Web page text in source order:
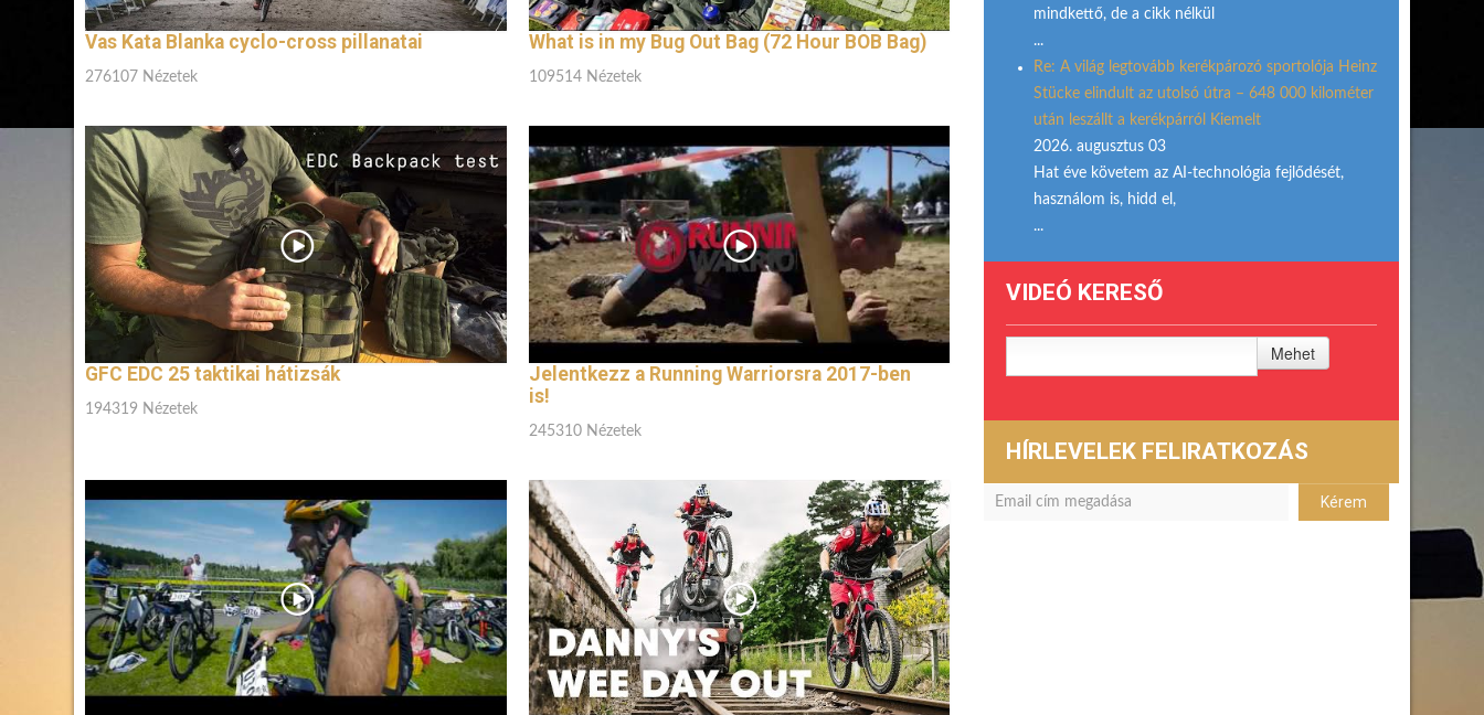
Vas Kata Blanka cyclo-cross pillanatai
276107 Nézetek
What is in my Bug Out Bag (72 Hour BOB Bag)
109514 Nézetek
GFC EDC 25 taktikai hátizsák
194319 Nézetek
Jelentkezz a Running Warriorsra 2017-ben
is!
245310 Nézetek
mindkettő, de a cikk nélkül
...
Re: A világ legtovább kerékpározó sportolója Heinz
Stücke elindult az utolsó útra – 648 000 kilométer
után leszállt a kerékpárról Kiemelt
2026. augusztus 03
Hat éve követem az AI-technológia fejlődését,
használom is, hidd el,
...
VIDEÓ KERESŐ
Mehet
HÍRLEVELEK FELIRATKOZÁS